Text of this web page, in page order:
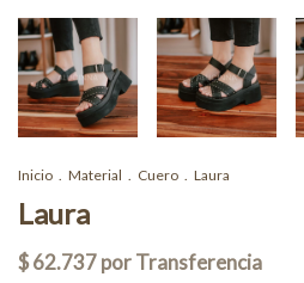
Inicio . Material . Cuero . Laura
Laura